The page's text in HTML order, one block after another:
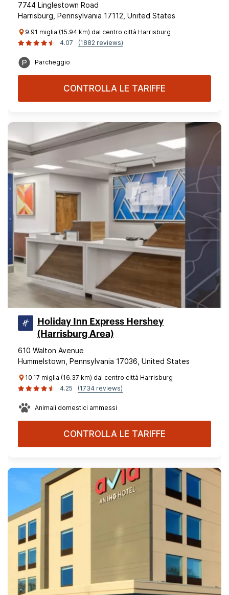
7744 Linglestown Road
Harrisburg, Pennsylvania 17112, United States
9.91 miglia (15.94 km) dal centro città Harrisburg
4.07
(1882 reviews)
Parcheggio
CONTROLLA LE TARIFFE
Holiday Inn Express Hershey
(Harrisburg Area)
610 Walton Avenue
Hummelstown, Pennsylvania 17036, United States
10.17 miglia (16.37 km) dal centro città Harrisburg
4.25
(1734 reviews)
Animali domestici ammessi
CONTROLLA LE TARIFFE